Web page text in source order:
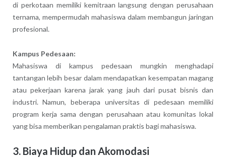
di perkotaan memiliki kemitraan langsung dengan perusahaan
ternama, mempermudah mahasiswa dalam membangun jaringan
profesional.
Kampus Pedesaan:
Mahasiswa di kampus pedesaan mungkin menghadapi
tantangan lebih besar dalam mendapatkan kesempatan magang
atau pekerjaan karena jarak yang jauh dari pusat bisnis dan
industri. Namun, beberapa universitas di pedesaan memiliki
program kerja sama dengan perusahaan atau komunitas lokal
yang bisa memberikan pengalaman praktis bagi mahasiswa.
3. Biaya Hidup dan Akomodasi